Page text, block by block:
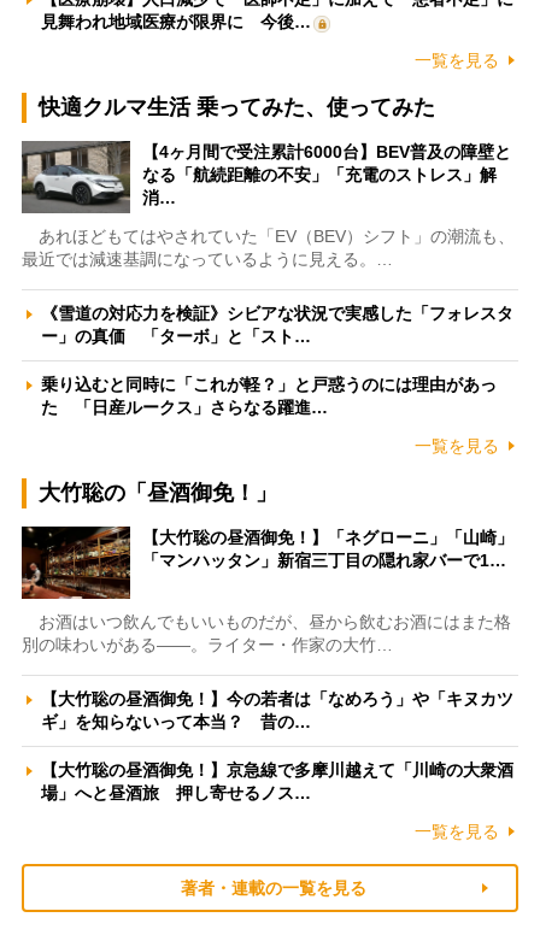
見舞われ地域医療が限界に 今後…
一覧を見る
快適クルマ生活 乗ってみた、使ってみた
【4ヶ月間で受注累計6000台】BEV普及の障壁と
なる「航続距離の不安」「充電のストレス」解
消…
あれほどもてはやされていた「EV（BEV）シフト」の潮流も、
最近では減速基調になっているように見える。…
《雪道の対応力を検証》シビアな状況で実感した「フォレスタ
ー」の真価 「ターボ」と「スト…
乗り込むと同時に「これが軽？」と戸惑うのには理由があっ
た 「日産ルークス」さらなる躍進…
一覧を見る
大竹聡の「昼酒御免！」
【大竹聡の昼酒御免！】「ネグローニ」「山崎」
「マンハッタン」新宿三丁目の隠れ家バーで1…
お酒はいつ飲んでもいいものだが、昼から飲むお酒にはまた格
別の味わいがある――。ライター・作家の大竹…
【大竹聡の昼酒御免！】今の若者は「なめろう」や「キヌカツ
ギ」を知らないって本当？ 昔の…
【大竹聡の昼酒御免！】京急線で多摩川越えて「川崎の大衆酒
場」へと昼酒旅 押し寄せるノス…
一覧を見る
著者・連載の一覧を見る